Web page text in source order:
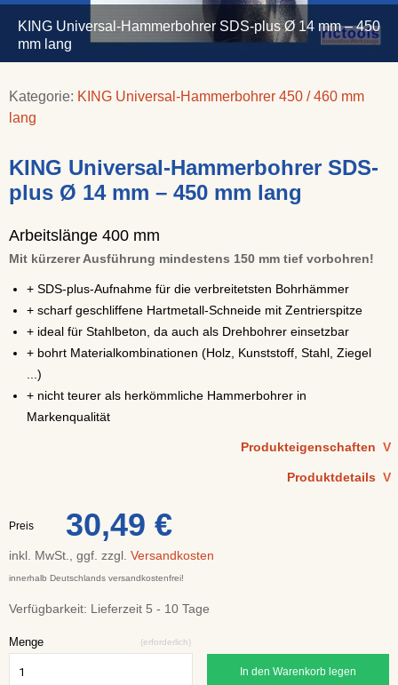
KING Universal-Hammerbohrer SDS-plus Ø 14 mm – 450
mm lang
Kategorie: KING Universal-Hammerbohrer 450 / 460 mm
lang
KING Universal-Hammerbohrer SDS-
plus Ø 14 mm – 450 mm lang
Arbeitslänge 400 mm
Mit kürzerer Ausführung mindestens 150 mm tief vorbohren!
+ SDS-plus-Aufnahme für die verbreitetsten Bohrhämmer
+ scharf geschliffene Hartmetall-Schneide mit Zentrierspitze
+ ideal für Stahlbeton, da auch als Drehbohrer einsetzbar
+ bohrt Materialkombinationen (Holz, Kunststoff, Stahl, Ziegel
...)
+ nicht teurer als herkömmliche Hammerbohrer in
Markenqualität
Produkteigenschaften V
Produktdetails V
Preis 30,49 €
inkl. MwSt., ggf. zzgl. Versandkosten
innerhalb Deutschlands versandkostenfrei!
Verfügbarkeit: Lieferzeit 5 - 10 Tage
Menge (erforderlich)
In den Warenkorb legen